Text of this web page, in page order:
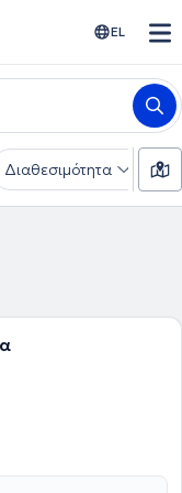
EL
Διαθεσιμότητα